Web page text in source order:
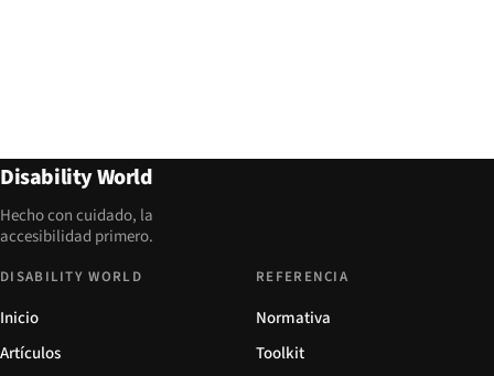
Disability World
Hecho con cuidado, la
accesibilidad primero.
DISABILITY WORLD
Inicio
Artículos
REFERENCIA
Normativa
Toolkit